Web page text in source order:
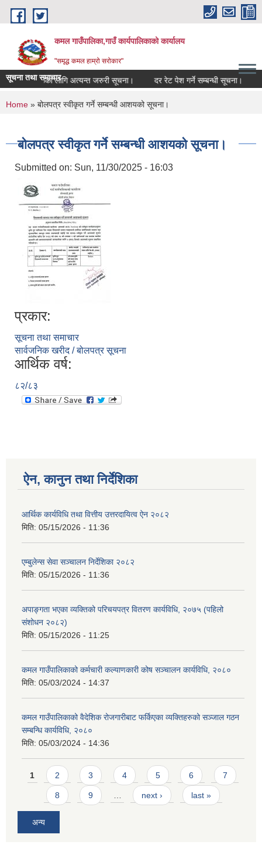
Skip to main content
कमल गाउँपालिका,गाउँ कार्यपालिकाको कार्यालय
"समृद्ध कमल हाम्रो सरोकार"
सूचना तथा समाचार
कृषकहरूका लागि अत्यन्त जरुरी सूचना। दर रेट पेश गर्ने सम्बन्धी सूचना।
You are here
Home » बोलपत्र स्वीकृत गर्ने सम्बन्धी आशयको सूचना।
बोलपत्र स्वीकृत गर्ने सम्बन्धी आशयको सूचना।
Submitted on: Sun, 11/30/2025 - 16:03
प्रकार:
सूचना तथा समाचार
सार्वजनिक खरीद / बोलपत्र सूचना
आर्थिक वर्ष:
८२/८३
ऐन, कानुन तथा निर्देशिका
आर्थिक कार्यविधि तथा वित्तीय उत्तरदायित्व ऐन २०८२
मिति: 05/15/2026 - 11:36
एम्बुलेन्स सेवा सञ्चालन निर्देशिका २०८२
मिति: 05/15/2026 - 11:36
अपाङ्गता भएका व्यक्तिको परिचयपत्र वितरण कार्यविधि, २०७५ (पहिलो
संशोधन २०८२)
मिति: 05/15/2026 - 11:25
कमल गाउँपालिकाको कर्मचारी कल्याणकारी कोष सञ्चालन कार्यविधि, २०८०
मिति: 05/03/2024 - 14:37
कमल गाउँपालिकाको वैदेशिक रोजगारीबाट फर्किएका व्यक्तिहरुको सञ्जाल गठन
सम्बन्धि कार्यविधि, २०८०
मिति: 05/03/2024 - 14:36
Pages
1 2 3 4 5 6 7
8 9 next › last »
अन्य